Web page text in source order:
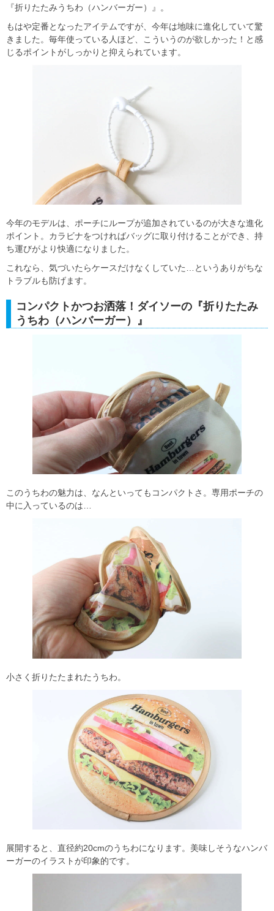
『折りたたみうちわ（ハンバーガー）』。
もはや定番となったアイテムですが、今年は地味に進化していて驚
きました。毎年使っている人ほど、こういうのが欲しかった！と感
じるポイントがしっかりと抑えられています。
今年のモデルは、ポーチにループが追加されているのが大きな進化
ポイント。カラビナをつければバッグに取り付けることができ、持
ち運びがより快適になりました。
これなら、気づいたらケースだけなくしていた…というありがちな
トラブルも防げます。
コンパクトかつお洒落！ダイソーの『折りたたみ
うちわ（ハンバーガー）』
このうちわの魅力は、なんといってもコンパクトさ。専用ポーチの
中に入っているのは…
小さく折りたたまれたうちわ。
展開すると、直径約20cmのうちわになります。美味しそうなハンバ
ーガーのイラストが印象的です。